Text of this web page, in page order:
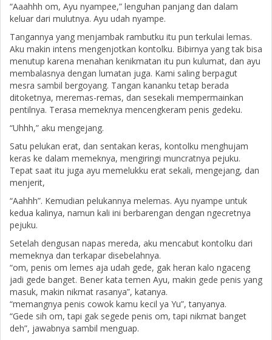
“Aaahhh om, Ayu nyampee,” lenguhan panjang dan dalam
keluar dari mulutnya. Ayu udah nyampe.
Tangannya yang menjambak rambutku itu pun terkulai lemas.
Aku makin intens mengenjotkan kontolku. Bibirnya yang tak bisa
menutup karena menahan kenikmatan itu pun kulumat, dan ayu
membalasnya dengan lumatan juga. Kami saling berpagut
mesra sambil bergoyang. Tangan kananku tetap berada
ditoketnya, meremas-remas, dan sesekali mempermainkan
pentilnya. Terasa memeknya mencengkeram penis gedeku.
“Uhhh,” aku mengejang.
Satu pelukan erat, dan sentakan keras, kontolku menghujam
keras ke dalam memeknya, mengiringi muncratnya pejuku.
Tepat saat itu juga ayu memelukku erat sekali, mengejang, dan
menjerit,
“Aahhh”. Kemudian pelukannya melemas. Ayu nyampe untuk
kedua kalinya, namun kali ini berbarengan dengan ngecretnya
pejuku.
Setelah dengusan napas mereda, aku mencabut kontolku dari
memeknya dan terkapar disebelahnya.
“om, penis om lemes aja udah gede, gak heran kalo ngaceng
jadi gede banget. Bener kata temen Ayu, makin gede penis yang
masuk, makin nikmat rasanya”, katanya.
“memangnya penis cowok kamu kecil ya Yu”, tanyanya.
“Gede sih om, tapi gak segede penis om, tapi nikmat banget
deh”, jawabnya sambil menguap.